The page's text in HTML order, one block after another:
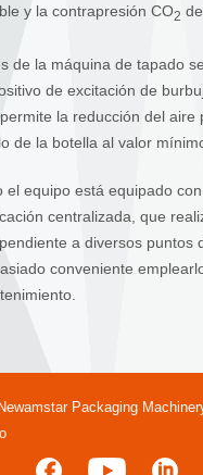
y la contrapresión CO2
de la máquina de tapado
de excitación de
la reducción del aire
de la botella al valor
el equipo está equipado
centralizada, que
a diversos puntos
conveniente
Packaging